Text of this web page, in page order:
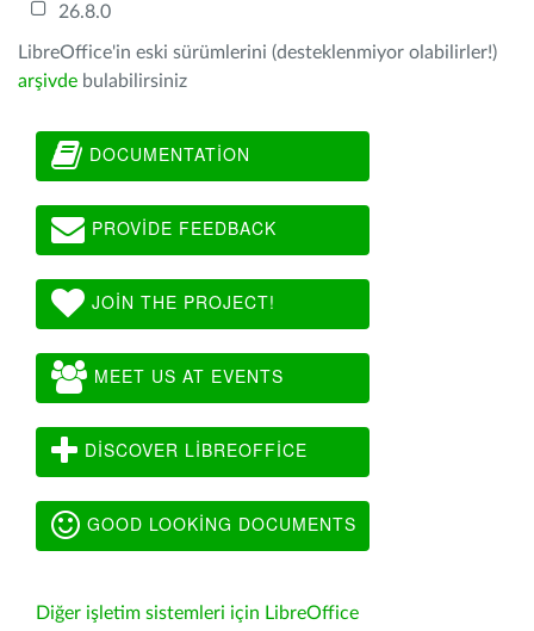
26.8.0
LibreOffice'in eski sürümlerini (desteklenmiyor olabilirler!)
arşivde bulabilirsiniz
DOCUMENTATION
PROVIDE FEEDBACK
JOIN THE PROJECT!
MEET US AT EVENTS
DISCOVER LIBREOFFICE
GOOD LOOKING DOCUMENTS
Diğer işletim sistemleri için LibreOffice